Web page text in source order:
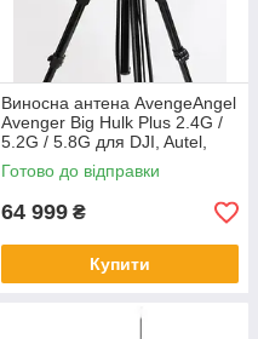
Виносна антена AvengeAngel
Avenger Big Hulk Plus 2.4G /
5.2G / 5.8G для DJI, Autel,
Parrot
Готово до відправки
64 999 ₴
Купити